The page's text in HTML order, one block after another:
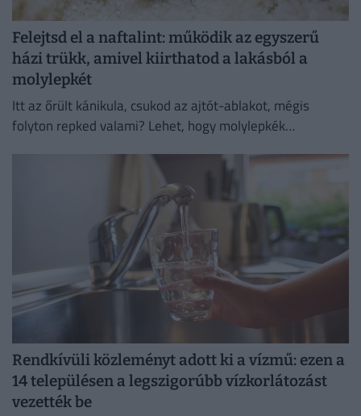
Felejtsd el a naftalint: működik az egyszerű
házi trükk, amivel kiirthatod a lakásból a
molylepkét
Itt az őrült kánikula, csukod az ajtót-ablakot, mégis
folyton repked valami? Lehet, hogy molylepkék
Rendkívüli közleményt adott ki a vízmű: ezen a
14 településen a legszigorúbb vízkorlátozást
vezették be